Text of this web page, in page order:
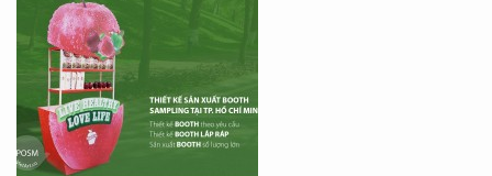
THIẾT KẾ THI CÔNG XE
BÁN HÀNG LƯU ĐỘNG